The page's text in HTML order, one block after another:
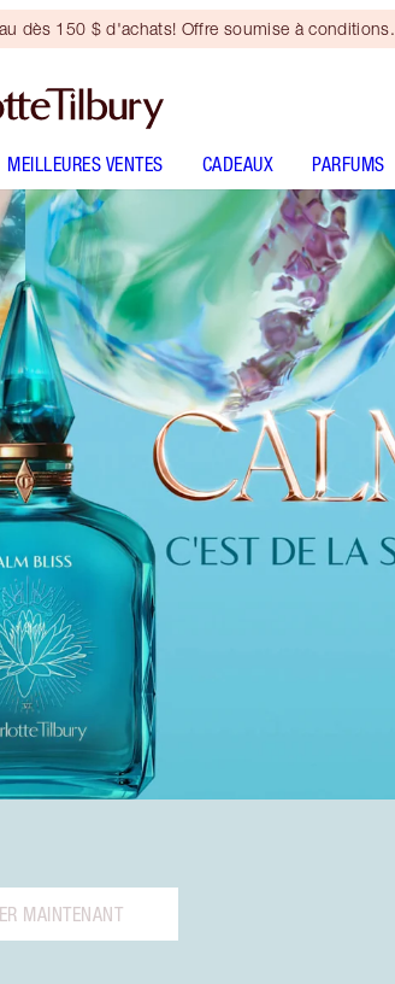
dès 150 $ d'achats! Offre soumise à conditions.
MEILLEURES VENTES CADEAUX PARFUMS
MAINTENANT